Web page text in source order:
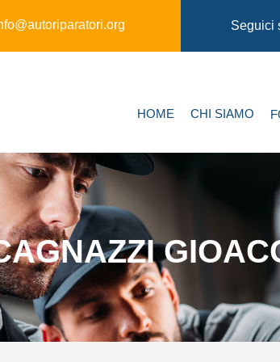
Seguici
navigation
Main
HOME CHI SIAMO